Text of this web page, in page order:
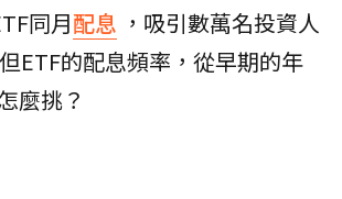
同月配息 ，吸引數萬名投資人
ETF的配息頻率，從早期的年
麼挑？